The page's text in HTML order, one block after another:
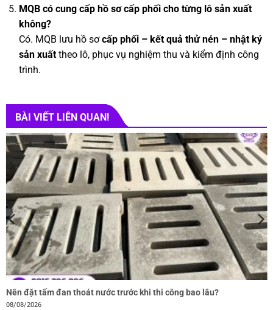
MQB có cung cấp hồ sơ cấp phối cho từng lô sản xuất
không?
Có. MQB lưu hồ sơcấp phối – kết quả thử nén – nhật ký
sản xuấttheo lô, phục vụ nghiệm thu và kiểm định công
trình.
BÀI VIẾT LIÊN QUAN!
Nên đặt tấm đan thoát nước trước khi thi công bao lâu?
08/08/2026